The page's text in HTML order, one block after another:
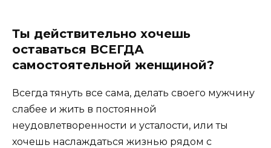
Ты действительно хочешь
оставаться ВСЕГДА
самостоятельной женщиной?
Всегда тянуть все сама, делать своего мужчину
слабее и жить в постоянной
неудовлетворенности и усталости, или ты
хочешь наслаждаться жизнью рядом с